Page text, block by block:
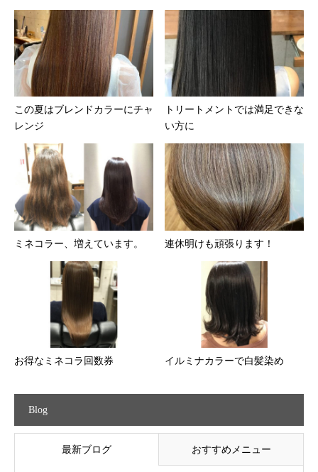
この夏はブレンドカラーにチャ
レンジ
トリートメントでは満足できな
い方に
ミネコラー、増えています。 連休明けも頑張ります！
お得なミネコラ回数券 イルミナカラーで白髪染め
Blog
最新ブログ おすすめメニュー